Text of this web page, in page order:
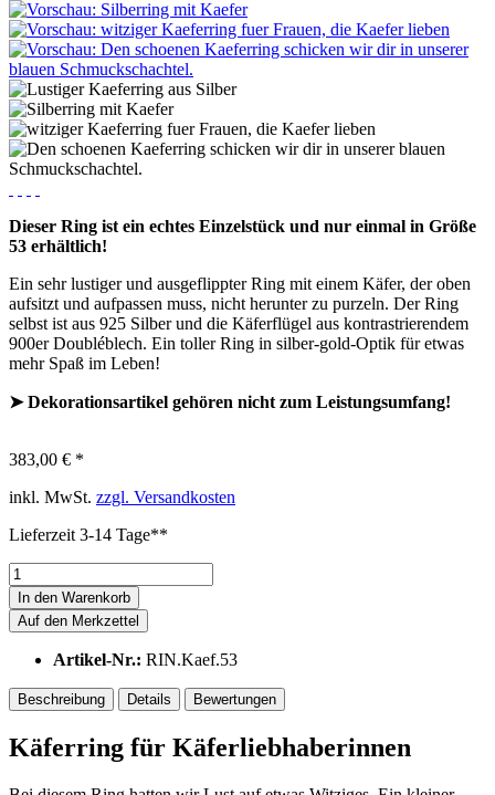
Dieser Ring ist ein echtes Einzelstück und nur einmal in Größe
53 erhältlich!
Ein sehr lustiger und ausgeflippter Ring mit einem Käfer, der oben
aufsitzt und aufpassen muss, nicht herunter zu purzeln. Der Ring
selbst ist aus 925 Silber und die Käferflügel aus kontrastrierendem
900er Doubléblech. Ein toller Ring in silber-gold-Optik für etwas
mehr Spaß im Leben!
➤ Dekorationsartikel gehören nicht zum Leistungsumfang!
383,00 € *
inkl. MwSt. zzgl. Versandkosten
Lieferzeit 3-14 Tage**
In den Warenkorb
Auf den Merkzettel
Artikel-Nr.: RIN.Kaef.53
Beschreibung Details Bewertungen
Käferring für Käferliebhaberinnen